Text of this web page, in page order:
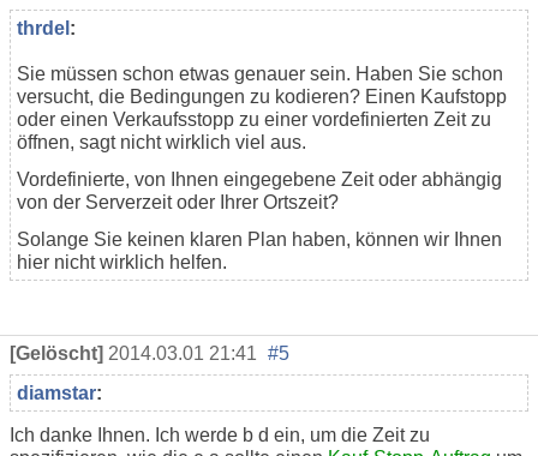
thrdel :
Sie müssen schon etwas genauer sein. Haben Sie schon
versucht, die Bedingungen zu kodieren? Einen Kaufstopp
oder einen Verkaufsstopp zu einer vordefinierten Zeit zu
öffnen, sagt nicht wirklich viel aus.
Vordefinierte, von Ihnen eingegebene Zeit oder abhängig
von der Serverzeit oder Ihrer Ortszeit?
Solange Sie keinen klaren Plan haben, können wir Ihnen
hier nicht wirklich helfen.
[Gelöscht] 2014.03.01 21:41 #5
diamstar:
Ich danke Ihnen. Ich werde b d ein, um die Zeit zu